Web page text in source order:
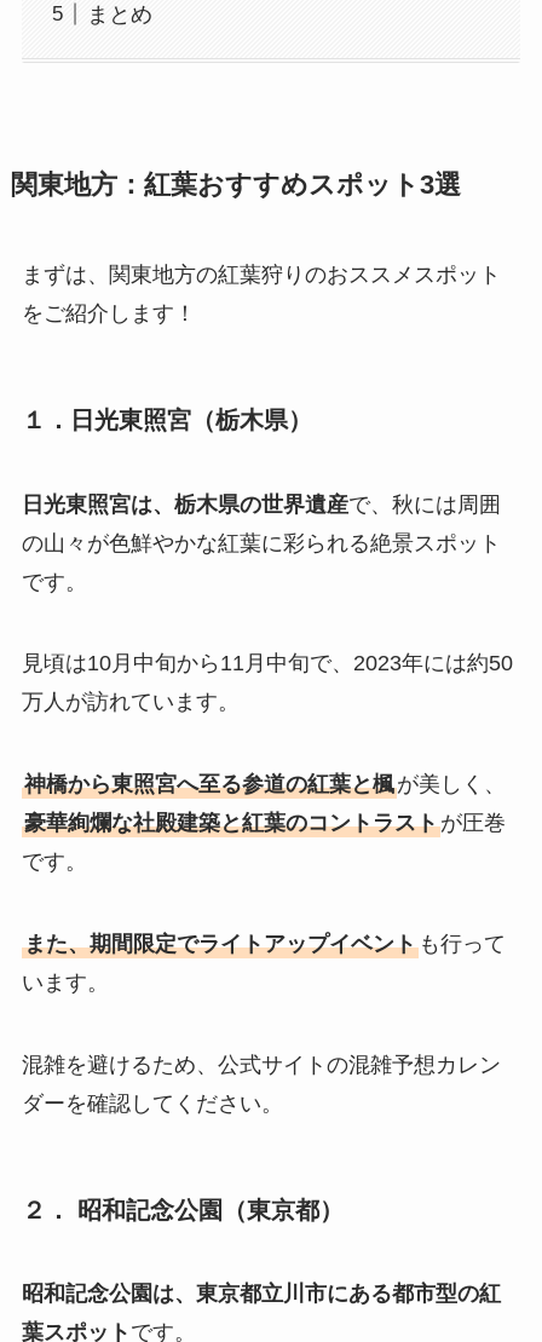
まとめ
関東地方：紅葉おすすめスポット3選
まずは、関東地方の紅葉狩りのおススメスポット
をご紹介します！
１．日光東照宮（栃木県）
日光東照宮は、栃木県の世界遺産で、秋には周囲
の山々が色鮮やかな紅葉に彩られる絶景スポット
です。
見頃は10月中旬から11月中旬で、2023年には約50
万人が訪れています。
神橋から東照宮へ至る参道の紅葉と楓が美しく、
豪華絢爛な社殿建築と紅葉のコントラストが圧巻
です。
また、期間限定でライトアップイベントも行って
います。
混雑を避けるため、公式サイトの混雑予想カレン
ダーを確認してください。
２． 昭和記念公園（東京都）
昭和記念公園は、東京都立川市にある都市型の紅
葉スポット です。